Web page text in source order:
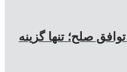
صلح؛ تنها گزینه